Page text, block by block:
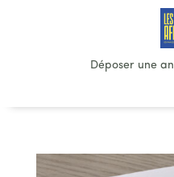
Déposer une